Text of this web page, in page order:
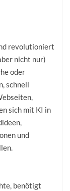
revolutioniert
nicht nur)
oder
schnell
sich mit KI in
und
benötigt